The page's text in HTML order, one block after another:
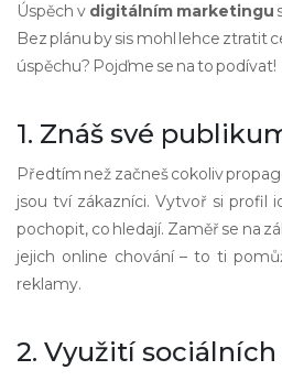
Úspěch v digitálním marketingu
Bez plánu by sis mohl lehce ztratit
úspěchu? Pojďme se na to podívat!
1. Znáš své
Předtím než začneš cokoliv
jsou tví zákazníci. Vytvoř si profil
pochopit, co hledají. Zaměř se na
jejich online chování – to ti
reklamy.
2. Využití